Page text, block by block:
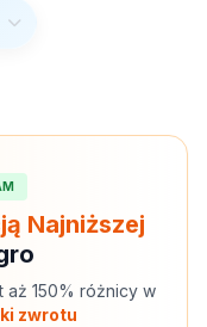
Najniższej
aż 150% różnicy w
zwrotu